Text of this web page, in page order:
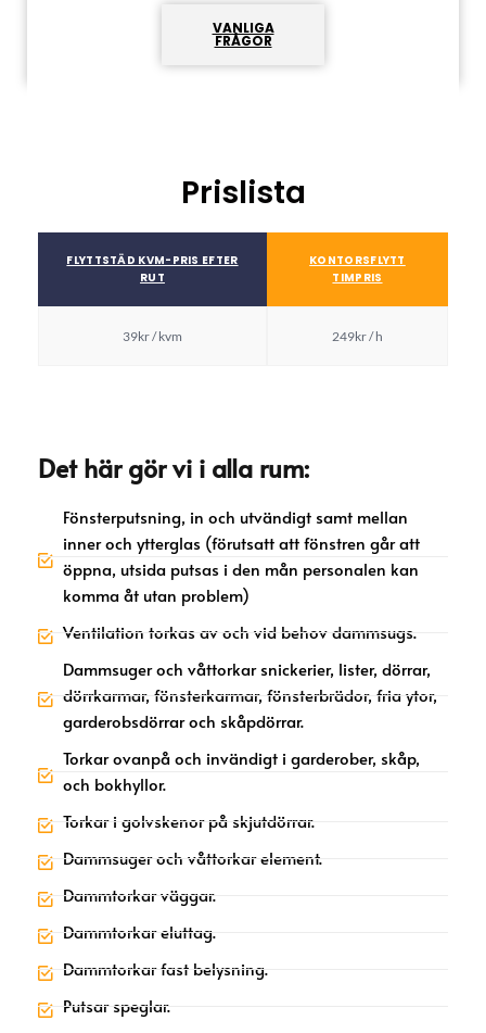
VANLIGA
FRÅGOR
Prislista
FLYTTSTÄD KVM-PRIS EFTER
RUT
KONTORSFLYTT
TIMPRIS
39kr / kvm 249kr / h
Det här gör vi i alla rum:
Fönsterputsning, in och utvändigt samt mellan
inner och ytterglas (förutsatt att fönstren går att
öppna, utsida putsas i den mån personalen kan
komma åt utan problem)
Ventilation torkas av och vid behov dammsugs.
Dammsuger och våttorkar snickerier, lister, dörrar,
dörrkarmar, fönsterkarmar, fönsterbrädor, fria ytor,
garderobsdörrar och skåpdörrar.
Torkar ovanpå och invändigt i garderober, skåp,
och bokhyllor.
Torkar i golvskenor på skjutdörrar.
Dammsuger och våttorkar element.
Dammtorkar väggar.
Dammtorkar eluttag.
Dammtorkar fast belysning.
Putsar speglar.